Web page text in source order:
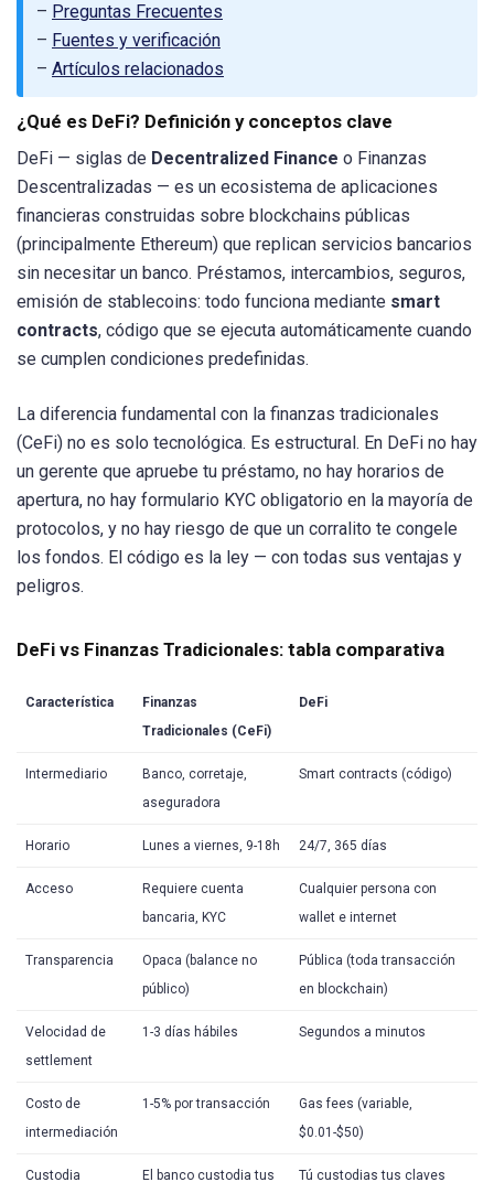
– Preguntas Frecuentes
– Fuentes y verificación
– Artículos relacionados
¿Qué es DeFi? Definición y conceptos clave
DeFi — siglas de Decentralized Finance o Finanzas
Descentralizadas — es un ecosistema de aplicaciones
financieras construidas sobre blockchains públicas
(principalmente Ethereum) que replican servicios bancarios
sin necesitar un banco. Préstamos, intercambios, seguros,
emisión de stablecoins: todo funciona mediante smart
contracts, código que se ejecuta automáticamente cuando
se cumplen condiciones predefinidas.
La diferencia fundamental con la finanzas tradicionales
(CeFi) no es solo tecnológica. Es estructural. En DeFi no hay
un gerente que apruebe tu préstamo, no hay horarios de
apertura, no hay formulario KYC obligatorio en la mayoría de
protocolos, y no hay riesgo de que un corralito te congele
los fondos. El código es la ley — con todas sus ventajas y
peligros.
DeFi vs Finanzas Tradicionales: tabla comparativa
Característica
Finanzas
Tradicionales (CeFi)
DeFi
Intermediario
Banco, corretaje,
aseguradora
Smart contracts (código)
Horario Lunes a viernes, 9-18h 24/7, 365 días
Acceso
Requiere cuenta
bancaria, KYC
Cualquier persona con
wallet e internet
Transparencia
Opaca (balance no
público)
Pública (toda transacción
en blockchain)
Velocidad de
settlement
1-3 días hábiles Segundos a minutos
Costo de
intermediación
1-5% por transacción
Gas fees (variable,
$0.01-$50)
Custodia
El banco custodia tus
Tú custodias tus claves